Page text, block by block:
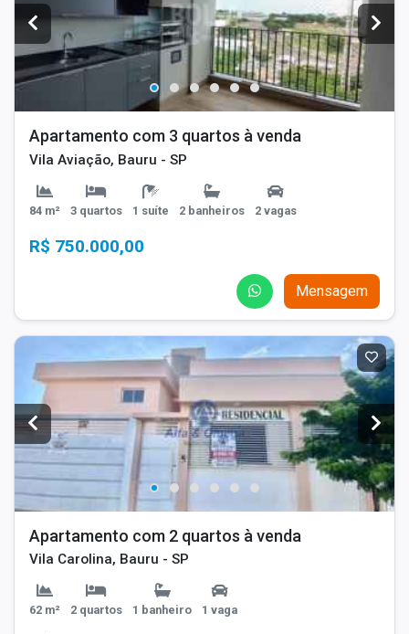
Apartamento com 3 quartos à venda
Vila Aviação, Bauru - SP
84 m² 3 quartos 1 suíte 2 banheiros 2 vagas
R$ 750.000,00
Mensagem
Apartamento com 2 quartos à venda
Vila Carolina, Bauru - SP
62 m² 2 quartos 1 banheiro 1 vaga